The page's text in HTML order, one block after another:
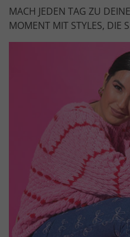
MACH JEDEN TAG ZU
MOMENT MIT STYLES, DIE